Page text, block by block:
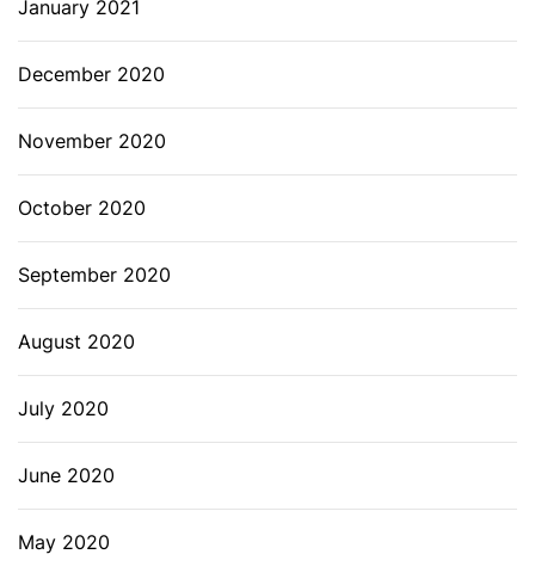
January 2021
December 2020
November 2020
October 2020
September 2020
August 2020
July 2020
June 2020
May 2020